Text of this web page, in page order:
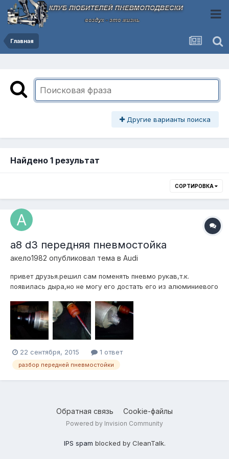
Главная
Другие варианты поиска
Найдено 1 результат
СОРТИРОВКА
а8 d3 передняя пневмостойка
акело1982 опубликовал тема в Audi
привет друзья.решил сам поменять пневмо рукав,т.к.
появилась дыра,но не могу его достать его из алюминиевого
22 сентября, 2015 1 ответ
разбор передней пневмостойки
Обратная связь Cookie-файлы
Powered by Invision Community
IPS spam blocked by CleanTalk.